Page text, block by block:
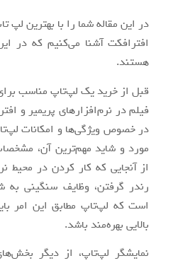
در این مقاله شما را با بهترین لپ
افترافکت آشنا می‌کنیم که در
هستند.
قبل از خرید یک لپ‌تاپ مناسب
فیلم در نرم‌افزارهای پریمیر و
در خصوص ویژگی‌ها و امکانات
مورد و شاید مهم‌ترین آن،
از آنجایی که کار کردن در محیط
رندر گرفتن، وظایف سنگینی به
است که لپ‌تاپ مطابق این امر
بالایی بهره‌مند باشد.
نمایشگر لپ‌تاپ، از دیگر